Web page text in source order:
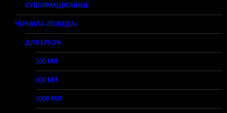
СУБЛИМАЦИОННЫЕ
ЧЕРНИЛА «ПОБЕДА»
ДЛЯ EPSON
100 МЛ
500 МЛ
1000 МЛ